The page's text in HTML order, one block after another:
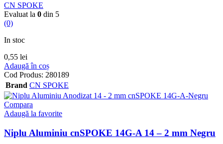
CN SPOKE
Evaluat la 0 din 5
(0)
In stoc
0,55 lei
Adaugă în coș
Cod Produs: 280189
Brand CN SPOKE
Compara
Adaugă la favorite
Niplu Aluminiu cnSPOKE 14G-A 14 – 2 mm Negru